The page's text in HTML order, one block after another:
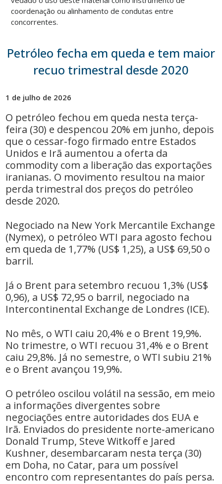
coordenação ou alinhamento de condutas entre
concorrentes.
Petróleo fecha em queda e tem maior
recuo trimestral desde 2020
1 de julho de 2026
O petróleo fechou em queda nesta terça-
feira (30) e despencou 20% em junho, depois
que o cessar-fogo firmado entre Estados
Unidos e Irã aumentou a oferta da
commodity com a liberação das exportações
iranianas. O movimento resultou na maior
perda trimestral dos preços do petróleo
desde 2020.
Negociado na New York Mercantile Exchange
(Nymex), o petróleo WTI para agosto fechou
em queda de 1,77% (US$ 1,25), a US$ 69,50 o
barril.
Já o Brent para setembro recuou 1,3% (US$
0,96), a US$ 72,95 o barril, negociado na
Intercontinental Exchange de Londres (ICE).
No mês, o WTI caiu 20,4% e o Brent 19,9%.
No trimestre, o WTI recuou 31,4% e o Brent
caiu 29,8%. Já no semestre, o WTI subiu 21%
e o Brent avançou 19,9%.
O petróleo oscilou volátil na sessão, em meio
a informações divergentes sobre
negociações entre autoridades dos EUA e
Irã. Enviados do presidente norte-americano
Donald Trump, Steve Witkoff e Jared
Kushner, desembarcaram nesta terça (30)
em Doha, no Catar, para um possível
encontro com representantes do país persa.